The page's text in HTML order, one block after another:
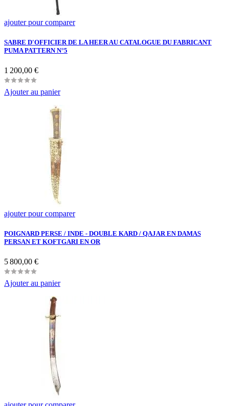
ajouter pour comparer
SABRE D'OFFICIER DE LA HEER AU CATALOGUE DU FABRICANT
PUMA PATTERN N°5
Prix
1 200,00 €
Ajouter au panier
ajouter pour comparer
POIGNARD PERSE / INDE - DOUBLE KARD / QAJAR EN DAMAS
PERSAN ET KOFTGARI EN OR
Prix
5 800,00 €
Ajouter au panier